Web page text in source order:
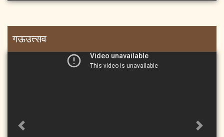
गऊउत्सव
Previous